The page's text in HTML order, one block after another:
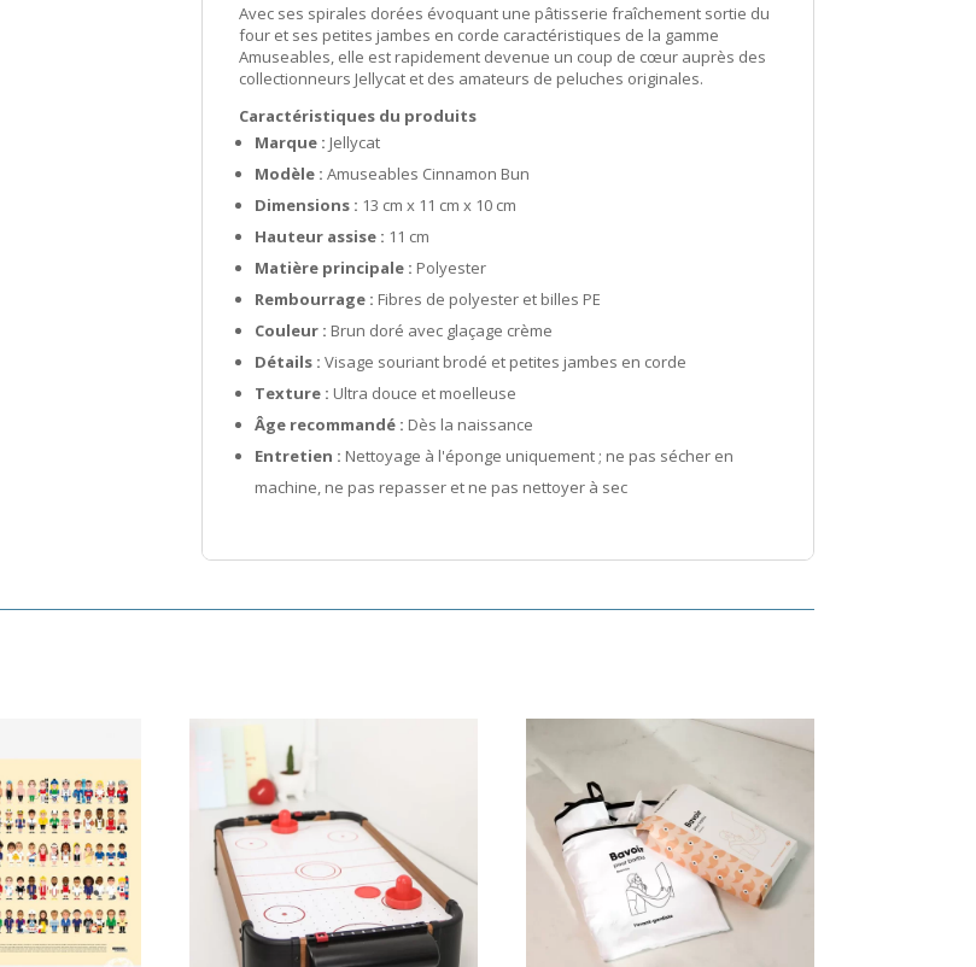
Avec ses spirales dorées évoquant une pâtisserie fraîchement sortie du
four et ses petites jambes en corde caractéristiques de la gamme
Amuseables, elle est rapidement devenue un coup de cœur auprès des
collectionneurs Jellycat et des amateurs de peluches originales.
Caractéristiques du produits
Marque : Jellycat
Modèle : Amuseables Cinnamon Bun
Dimensions : 13 cm x 11 cm x 10 cm
Hauteur assise : 11 cm
Matière principale : Polyester
Rembourrage : Fibres de polyester et billes PE
Couleur : Brun doré avec glaçage crème
Détails : Visage souriant brodé et petites jambes en corde
Texture : Ultra douce et moelleuse
Âge recommandé : Dès la naissance
Entretien : Nettoyage à l'éponge uniquement ; ne pas sécher en
machine, ne pas repasser et ne pas nettoyer à sec